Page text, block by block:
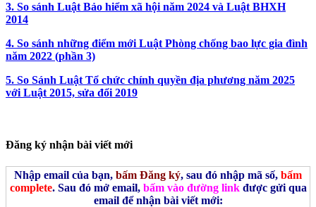
3. So sánh Luật Bảo hiểm xã hội năm 2024 và Luật BHXH
2014
4. So sánh những điểm mới Luật Phòng chống bao lực gia đình
năm 2022 (phần 3)
5. So Sánh Luật Tổ chức chính quyền địa phương năm 2025
với Luật 2015, sửa đổi 2019
Đăng ký nhận bài viết mới
Nhập email của bạn, bấm Đăng ký, sau đó nhập mã số, bấm
complete. Sau đó mở email, bấm vào đường linkđược gửi qua
email để nhận bài viết mới: